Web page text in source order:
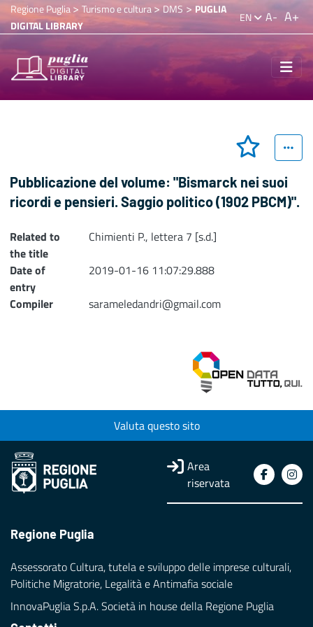
Regione Puglia> Turismo e cultura>DMS > PUGLIA
DIGITAL LIBRARY
EN A- A+
Pubblicazione del volume: "Bismarck nei suoi
ricordi e pensieri. Saggio politico (1902 PBCM)".
Related to
the title
Chimienti P., lettera 7 [s.d.]
Date of
entry
2019-01-16 11:07:29.888
Compiler
sarameledandri@gmail.com
Valuta questo sito
Area
riservata
Regione Puglia
Assessorato Cultura, tutela e sviluppo delle imprese culturali,
Politiche Migratorie, Legalità e Antimafia sociale
InnovaPuglia S.p.A. Società in house della Regione Puglia